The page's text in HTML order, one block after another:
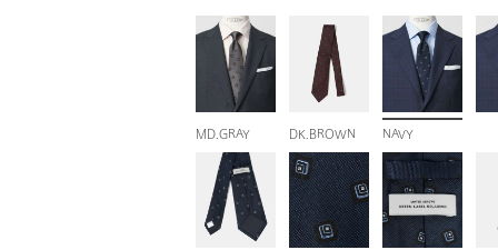
MD.GRAY DK.BROWN NAVY